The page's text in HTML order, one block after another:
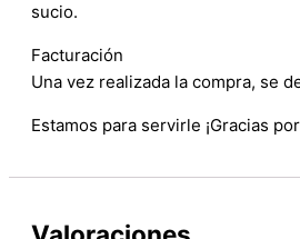
sucio.
Facturación
Una vez realizada la compra, se
Estamos para servirle ¡Gracias